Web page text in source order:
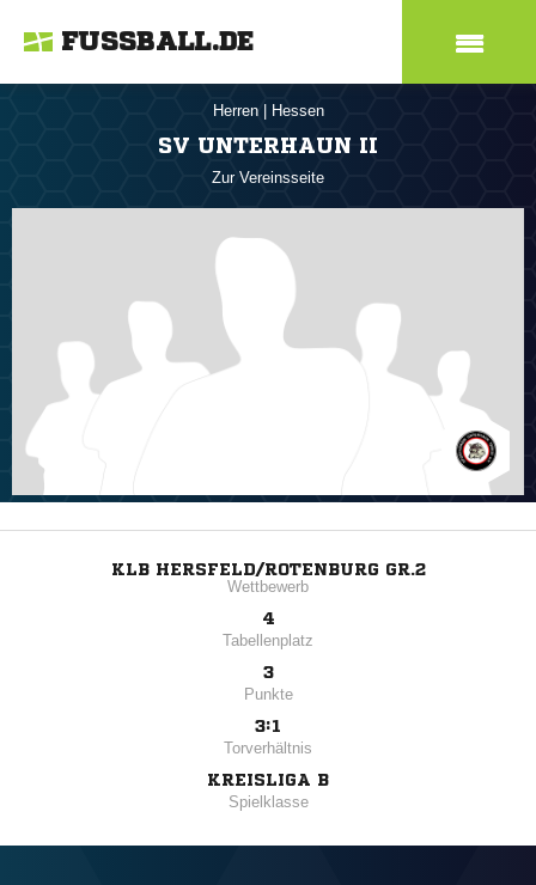
FUSSBALL.DE
Herren Hessen
SV UNTERHAUN II
Zur Vereinsseite
KLB HERSFELD/ROTENBURG GR.2
Wettbewerb
4
Tabellenplatz
3
Punkte
3:1
Torverhältnis
KREISLIGA B
Spielklasse